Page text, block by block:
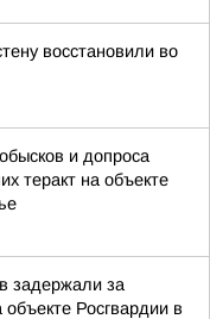
восстановили во
и допроса
теракт на объекте
задержали за
объекте Росгвардии в